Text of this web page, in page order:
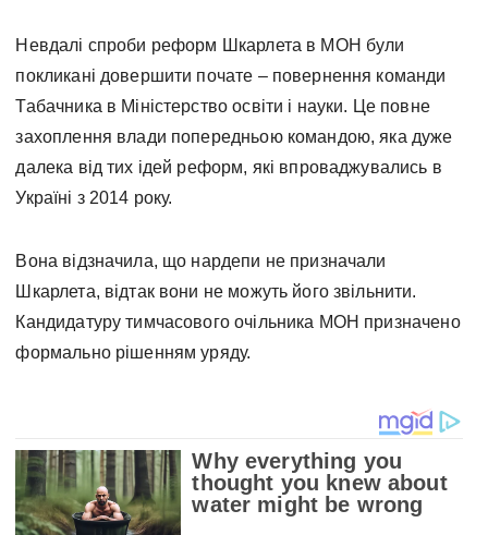
Невдалі спроби реформ Шкарлета в МОН були
покликані довершити почате – повернення команди
Табачника в Міністерство освіти і науки. Це повне
захоплення влади попередньою командою, яка дуже
далека від тих ідей реформ, які впроваджувались в
Україні з 2014 року.
Вона відзначила, що нардепи не призначали
Шкарлета, відтак вони не можуть його звільнити.
Кандидатуру тимчасового очільника МОН призначено
формально рішенням уряду.